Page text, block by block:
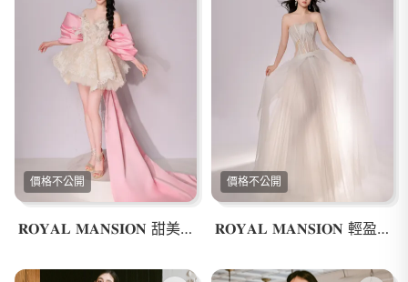
價格不公開
𝐑𝐎𝐘𝐀𝐋 𝐌𝐀𝐍𝐒𝐈𝐎𝐍 甜美風短版禮服
價格不公開
𝐑𝐎𝐘𝐀𝐋 𝐌𝐀𝐍𝐒𝐈𝐎𝐍 輕盈透紗公主婚紗